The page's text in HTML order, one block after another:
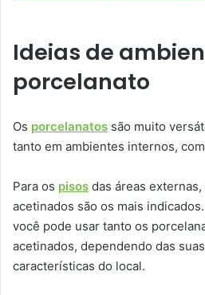
Ideias de
porcelanato
Os porcelanatos são muito
tanto em ambientes internos,
Para os pisos das áreas
acetinados são os mais
você pode usar tanto os
acetinados, dependendo das
características do local.